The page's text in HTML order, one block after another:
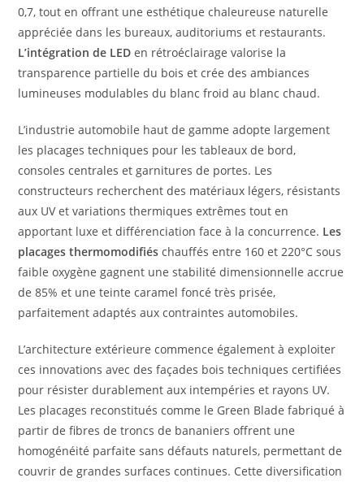
0,7, tout en offrant une esthétique chaleureuse naturelle
appréciée dans les bureaux, auditoriums et restaurants.
L’intégration de LED en rétroéclairage valorise la
transparence partielle du bois et crée des ambiances
lumineuses modulables du blanc froid au blanc chaud.
L’industrie automobile haut de gamme adopte largement
les placages techniques pour les tableaux de bord,
consoles centrales et garnitures de portes. Les
constructeurs recherchent des matériaux légers, résistants
aux UV et variations thermiques extrêmes tout en
apportant luxe et différenciation face à la concurrence. Les
placages thermomodifiés chauffés entre 160 et 220°C sous
faible oxygène gagnent une stabilité dimensionnelle accrue
de 85% et une teinte caramel foncé très prisée,
parfaitement adaptés aux contraintes automobiles.
L’architecture extérieure commence également à exploiter
ces innovations avec des façades bois techniques certifiées
pour résister durablement aux intempéries et rayons UV.
Les placages reconstitués comme le Green Blade fabriqué à
partir de fibres de troncs de bananiers offrent une
homogénéité parfaite sans défauts naturels, permettant de
couvrir de grandes surfaces continues. Cette diversification